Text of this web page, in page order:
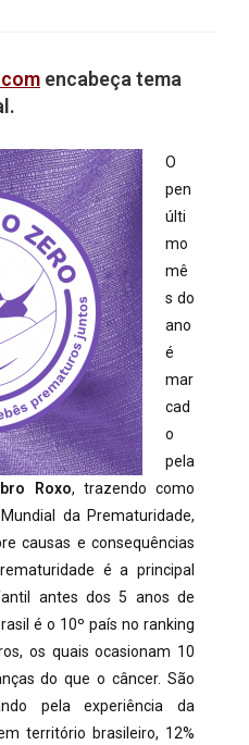
encabeça tema
O
pen
últi
mo
mê
s do
ano
é
mar
cad
o
pela
Roxo, trazendo como
da Prematuridade,
causas e consequências
é a principal
antes dos 5 anos de
é o 10º país no ranking
os quais ocasionam 10
do que o câncer. São
pela experiência da
território brasileiro, 12%